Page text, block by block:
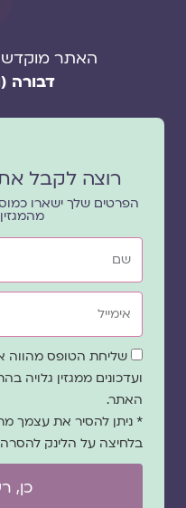
האתר מוקדש
דבורה
רוצה לקבל את
הפרטים שלך ישארו
שם
אימייל
שדה
הסכמה
שליחת הטופס מהווה
ועדכונים ממגזין גלויה
האתר.
* ניתן להסיר את עצמך
בלחיצה על הלינק להסרה
כן,